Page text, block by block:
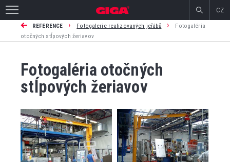
CZ
REFERENCE › Fotogalerie realizovaných jeřábů ›
Fotogaléria
otočných stĺpových žeriavov
Fotogaléria otočných
stĺpových žeriavov